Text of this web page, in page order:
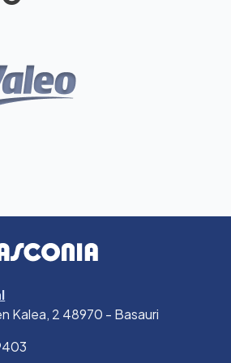
Kalea, 2 48970 - Basauri